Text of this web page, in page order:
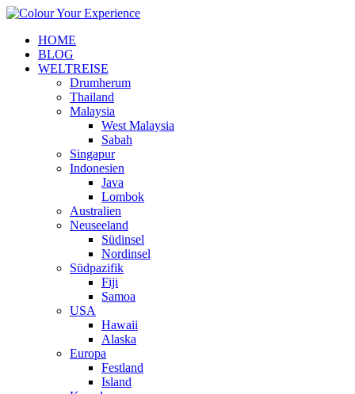
HOME
BLOG
WELTREISE
Drumherum
Thailand
Malaysia
West Malaysia
Sabah
Singapur
Indonesien
Java
Lombok
Australien
Neuseeland
Südinsel
Nordinsel
Südpazifik
Fiji
Samoa
USA
Hawaii
Alaska
Europa
Festland
Island